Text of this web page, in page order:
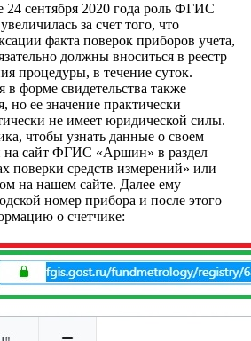
24 сентября 2020 года роль ФГИС
за счет того, что
факта поверок приборов учета,
должны вноситься в реестр
процедуры, в течение суток.
в форме свидетельства также
но ее значение практически
не имеет юридической силы.
чтобы узнать данные о своем
на сайт ФГИС «Аршин» в раздел
поверки средств измерений» или
на нашем сайте. Далее ему
номер прибора и после этого
о счетчике: